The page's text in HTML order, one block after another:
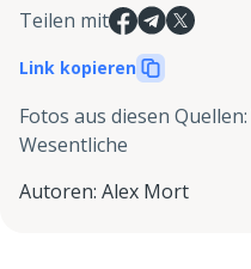
Teilen mit
Link kopieren
Fotos aus diesen Quellen:
Wesentliche
Autoren: Alex Mort